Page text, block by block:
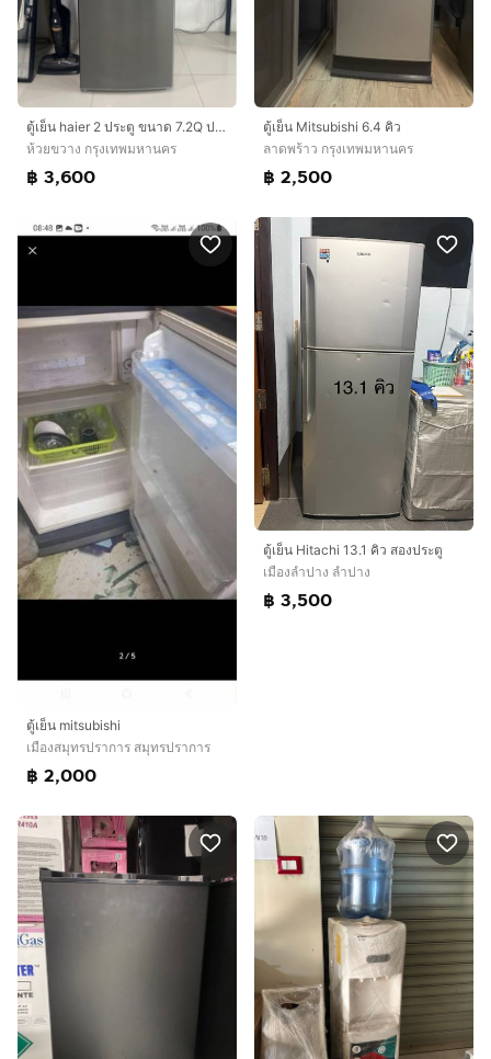
ตู้เย็น haier 2 ประตู ขนาด 7.2Q ประหยัดไฟเบอร์ 5 สภาพดี มีรอยเล็กน้อย ใช้งานได้ปกติ
ห้วยขวาง กรุงเทพมหานคร
฿ 3,600
ตู้เย็น Mitsubishi 6.4 คิว
ลาดพร้าว กรุงเทพมหานคร
฿ 2,500
ตู้เย็น mitsubishi
เมืองสมุทรปราการ สมุทรปราการ
฿ 2,000
ตู้เย็น Hitachi 13.1 คิว สองประตู
เมืองลำปาง ลำปาง
฿ 3,500